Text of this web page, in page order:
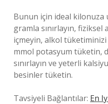
Bunun için ideal kilonuza
gramla sınırlayın,
içmeyin, alkol tüketiminizi
mmol potasyum tüketin,
sınırlayın ve yeterli
besinler tüketin.
Tavsiyeli Bağlantılar: En